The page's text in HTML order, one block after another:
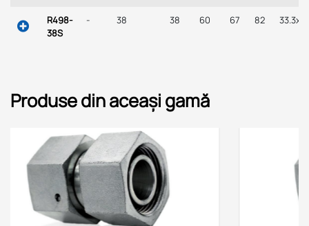
R498-
38S
- 38 38 60 67 82
Produse din aceași gamă